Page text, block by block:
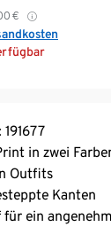
€
in zwei
Outfits
Kanten
ein